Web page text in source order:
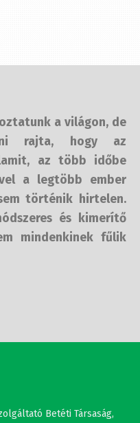
rajta, hogy az
az több időbe
a legtöbb ember
történik
módszeres és
És nem
hozzá a foga.
Betéti Társaság,
106.